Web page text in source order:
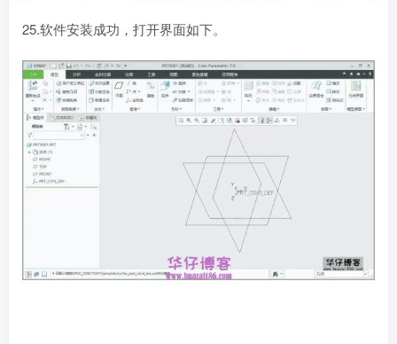
25.软件安装成功，打开界面如下。